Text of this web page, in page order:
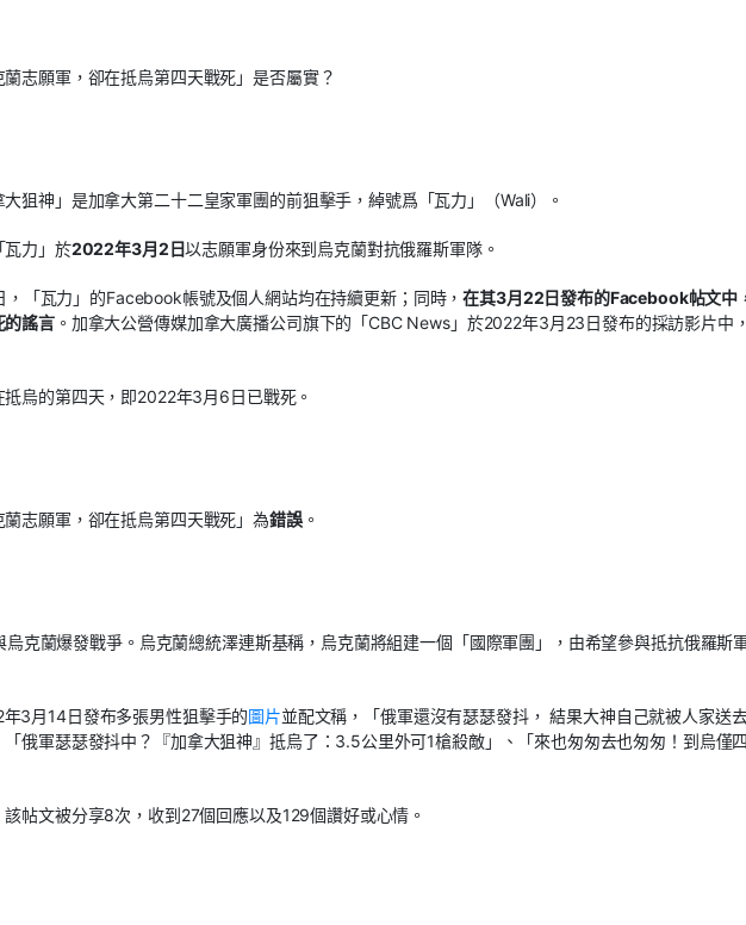
蘭志願軍，卻在抵烏第四天戰死」是否屬實？
狙神」是加拿大第二十二皇家軍團的前狙擊手，綽號爲「瓦力」（Wali）。
瓦力」於2022年3月2日以志願軍身份來到烏克蘭對抗俄羅斯軍隊。
「瓦力」的Facebook帳號及個人網站均在持續更新；同時，在其3月22日發布的Facebook帖文中
的謠言。加拿大公營傳媒加拿大廣播公司旗下的「CBC News」於2022年3月23日發布的採訪影片中，
烏的第四天，即2022年3月6日已戰死。
蘭志願軍，卻在抵烏第四天戰死」為錯誤。
克蘭爆發戰爭。烏克蘭總統澤連斯基稱，烏克蘭將組建一個「國際軍團」，由希望參與抵抗俄羅斯
3月14日發布多張男性狙擊手的圖片並配文稱，「俄軍還沒有瑟瑟發抖， 結果大神自己就被人家送
俄軍瑟瑟發抖中？『加拿大狙神』抵烏了：3.5公里外可1槍殺敵」、「來也匆匆去也匆匆！到烏僅
帖文被分享8次，收到27個回應以及129個讚好或心情。